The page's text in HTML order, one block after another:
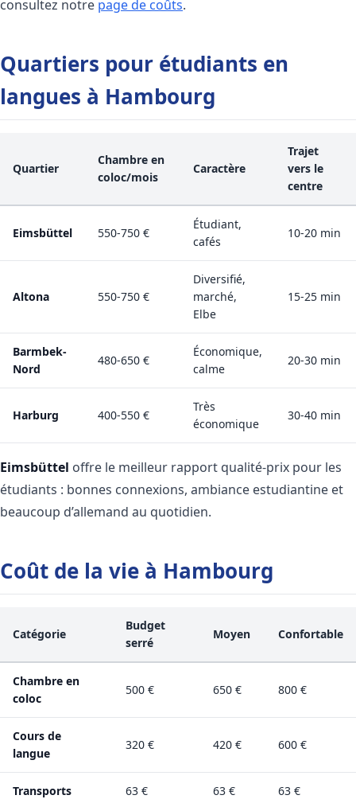
consultez notre page de coûts.
Quartiers pour étudiants en
langues à Hambourg
Quartier
Chambre en
coloc/mois
Caractère
Trajet
vers le
centre
Eimsbüttel 550-750 €
Étudiant,
cafés
10-20 min
Altona 550-750 €
Diversifié,
marché,
Elbe
15-25 min
Barmbek-
Nord
480-650 €
Économique,
calme
20-30 min
Harburg 400-550 €
Très
économique
30-40 min
Eimsbüttel offre le meilleur rapport qualité-prix pour les
étudiants : bonnes connexions, ambiance estudiantine et
beaucoup d’allemand au quotidien.
Coût de la vie à Hambourg
Catégorie
Budget
serré
Moyen Confortable
Chambre en
coloc
500 € 650 € 800 €
Cours de
langue
320 € 420 € 600 €
Transports 63 € 63 € 63 €